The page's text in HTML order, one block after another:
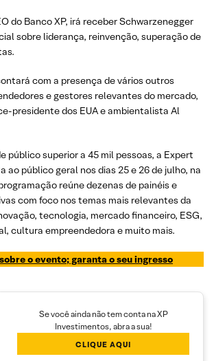
do Banco XP, irá receber Schwarzenegger
sobre liderança, reinvenção, superação de
com a presença de vários outros
e gestores relevantes do mercado,
presidente dos EUA e ambientalista Al
público superior a 45 mil pessoas, a Expert
ao público geral nos dias 25 e 26 de julho, na
reúne dezenas de painéis e
com foco nos temas mais relevantes da
tecnologia, mercado financeiro, ESG,
cultura empreendedora e muito mais.
o evento; garanta o seu ingresso
Se você ainda não tem conta na XP
Investimentos, abra a sua!
CLIQUE AQUI